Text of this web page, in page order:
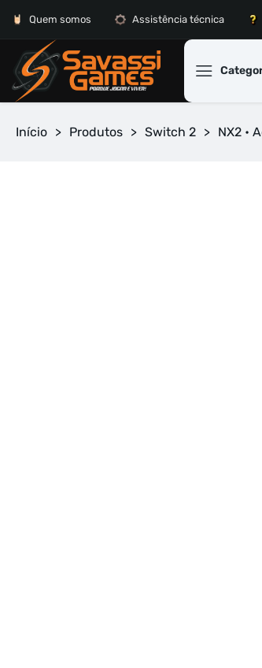
Quem somos Assistência técnica
Início > Produtos > Switch 2 > NX2 •